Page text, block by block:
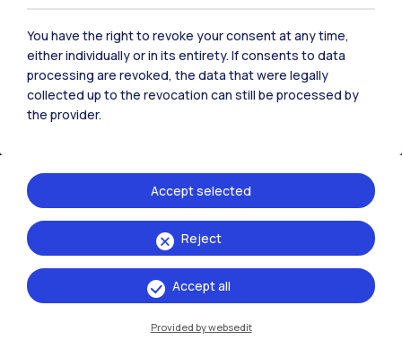
IT EN
Sedi
Milano Leonardo
Milano Bovisa
You have the right to revoke your consent at any time,
either individually or in its entirety. If consents to data
processing are revoked, the data that were legally
collected up to the revocation can still be processed by
the provider.
Reject
Accept selected
Accept all
Provided by websedit